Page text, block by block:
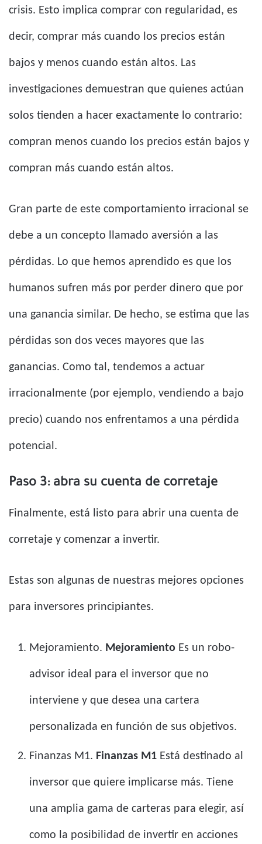
crisis. Esto implica comprar con regularidad, es
decir, comprar más cuando los precios están
bajos y menos cuando están altos. Las
investigaciones demuestran que quienes actúan
solos tienden a hacer exactamente lo contrario:
compran menos cuando los precios están bajos y
compran más cuando están altos.
Gran parte de este comportamiento irracional se
debe a un concepto llamado aversión a las
pérdidas. Lo que hemos aprendido es que los
humanos sufren más por perder dinero que por
una ganancia similar. De hecho, se estima que las
pérdidas son dos veces mayores que las
ganancias. Como tal, tendemos a actuar
irracionalmente (por ejemplo, vendiendo a bajo
precio) cuando nos enfrentamos a una pérdida
potencial.
Paso 3: abra su cuenta de corretaje
Finalmente, está listo para abrir una cuenta de
corretaje y comenzar a invertir.
Estas son algunas de nuestras mejores opciones
para inversores principiantes.
Mejoramiento. Mejoramiento Es un robo-
advisor ideal para el inversor que no
interviene y que desea una cartera
personalizada en función de sus objetivos.
Finanzas M1. Finanzas M1 Está destinado al
inversor que quiere implicarse más. Tiene
una amplia gama de carteras para elegir, así
como la posibilidad de invertir en acciones